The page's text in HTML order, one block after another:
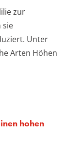
zur
sie
Unter
Arten Höhen
hohen